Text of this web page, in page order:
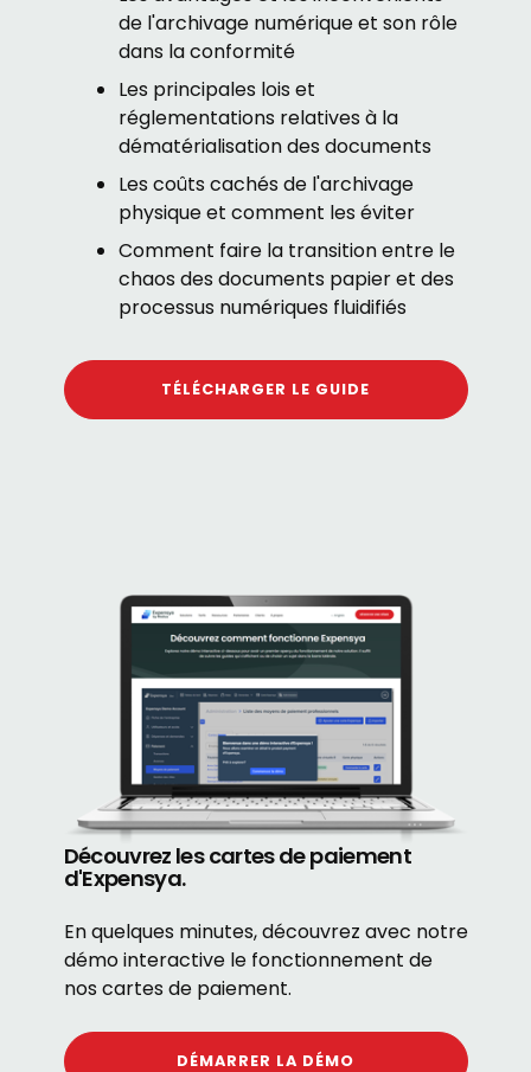
de l'archivage numérique et son rôle
dans la conformité
Les principales lois et
réglementations relatives à la
dématérialisation des documents
Les coûts cachés de l'archivage
physique et comment les éviter
Comment faire la transition entre le
chaos des documents papier et des
processus numériques fluidifiés
TÉLÉCHARGER LE GUIDE
Découvrez les cartes de paiement
d'Expensya.
En quelques minutes, découvrez avec notre
démo interactive le fonctionnement de
nos cartes de paiement.
DÉMARRER LA DÉMO